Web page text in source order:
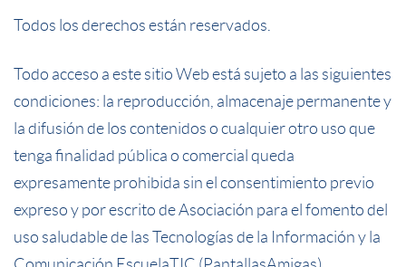
Todos los derechos están reservados.
Todo acceso a este sitio Web está sujeto a las siguientes
condiciones: la reproducción, almacenaje permanente y
la difusión de los contenidos o cualquier otro uso que
tenga finalidad pública o comercial queda
expresamente prohibida sin el consentimiento previo
expreso y por escrito de Asociación para el fomento del
uso saludable de las Tecnologías de la Información y la